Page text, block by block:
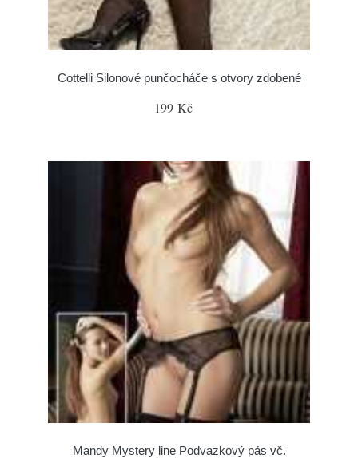
Cottelli Silonové punčocháče s otvory zdobené
199 Kč
Mandy Mystery line Podvazkový pás vč.